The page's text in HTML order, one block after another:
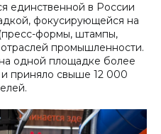
единственной в России
фокусирующейся на
формы, штампы,
промышленности.
одной площадке более
приняло свыше 12 000